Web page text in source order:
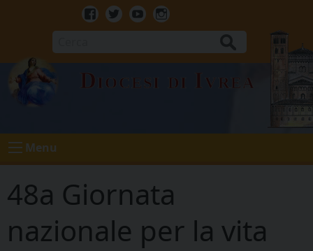
Facebook
TwitterYoutubeInstagram
Diocesi di Ivrea
Menu
48a Giornata
nazionale per la vita